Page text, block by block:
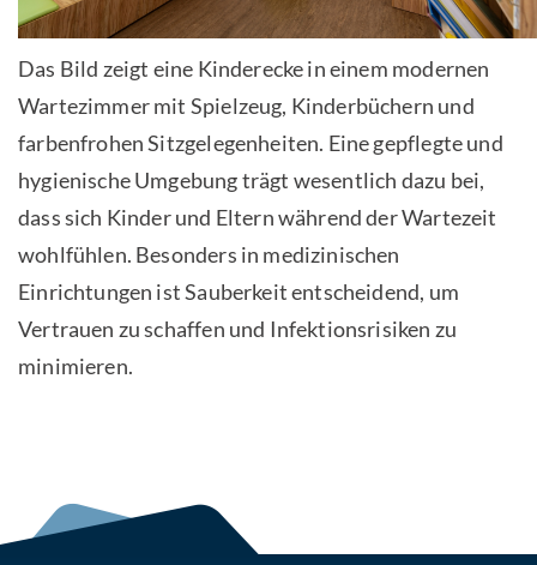
Das Bild zeigt eine Kinderecke in einem modernen
Wartezimmer mit Spielzeug, Kinderbüchern und
farbenfrohen Sitzgelegenheiten. Eine gepflegte und
hygienische Umgebung trägt wesentlich dazu bei,
dass sich Kinder und Eltern während der Wartezeit
wohlfühlen. Besonders in medizinischen
Einrichtungen ist Sauberkeit entscheidend, um
Vertrauen zu schaffen und Infektionsrisiken zu
minimieren.